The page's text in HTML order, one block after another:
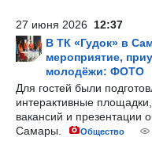
27 июня 2026 12:37
В ТК «Гудок» в
мероприятие,
молодёжи: ФОТО
Для гостей были
интерактивные
вакансий и презентации
Самары.
Общество